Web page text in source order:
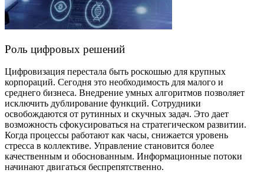
Роль цифровых решений
Цифровизация перестала быть роскошью для крупных
корпораций. Сегодня это необходимость для малого и
среднего бизнеса. Внедрение умных алгоритмов позволяет
исключить дублирование функций. Сотрудники
освобождаются от рутинных и скучных задач. Это дает
возможность сфокусироваться на стратегическом развитии.
Когда процессы работают как часы, снижается уровень
стресса в коллективе. Управление становится более
качественным и обоснованным. Информационные потоки
начинают двигаться беспрепятственно.